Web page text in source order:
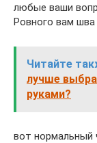
любые ваши
Ровного вам
Читайте
лучше
руками?
вот нормальный